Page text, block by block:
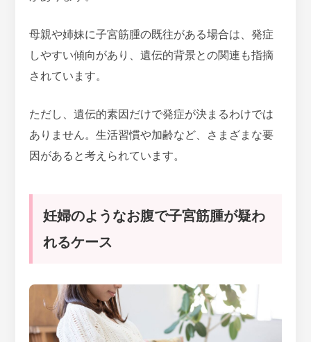
母親や姉妹に子宮筋腫の既往がある場合は、発症
しやすい傾向があり、遺伝的背景との関連も指摘
されています。
ただし、遺伝的素因だけで発症が決まるわけでは
ありません。生活習慣や加齢など、さまざまな要
因があると考えられています。
妊婦のようなお腹で子宮筋腫が疑わ
れるケース